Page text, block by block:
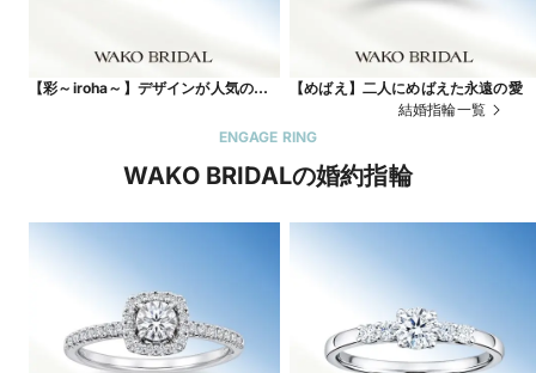
【彩～iroha～】デザインが人気のコ
【めばえ】二人にめばえた永遠の愛
結婚指輪一覧
ENGAGE RING
WAKO BRIDALの婚約指輪